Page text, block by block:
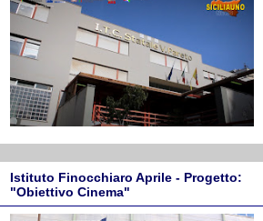
Istituto Finocchiaro Aprile - Progetto:
"Obiettivo Cinema"